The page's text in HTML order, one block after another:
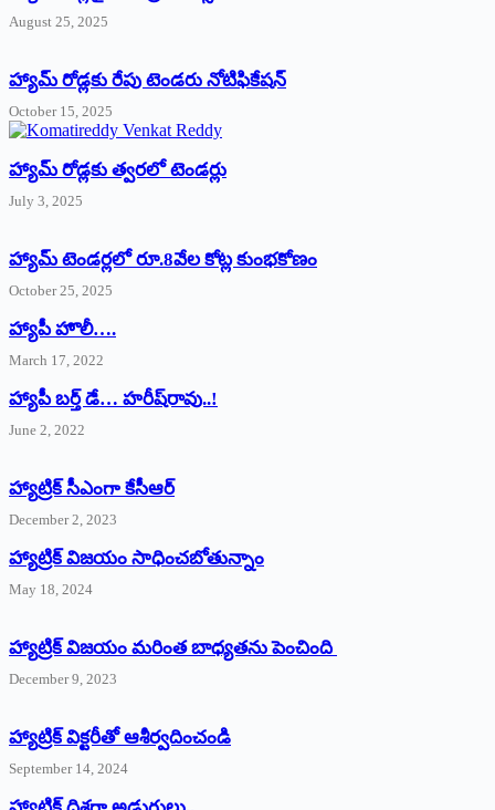
August 25, 2025
హ్యామ్‌ రోడ్లకు రేపు టెండరు నోటిఫికేషన్‌
October 15, 2025
హ్యామ్‌ రోడ్లకు త్వరలో టెండర్లు
July 3, 2025
హ్యామ్‌ ‌టెండర్లలో రూ.8వేల కోట్ల కుంభకోణం
October 25, 2025
హ్యాపీ హొలీ….
March 17, 2022
హ్యాపీ బర్త్ ‌డే… హరీష్‌రావు..!
June 2, 2022
హ్యాట్రిక్‌ ‌సీఎంగా కేసీఆర్‌
December 2, 2023
హ్యాట్రిక్‌ విజయం సాధించబోతున్నాం
May 18, 2024
హ్యాట్రిక్ విజయం మరింత బాధ్యతను పెంచింది
December 9, 2023
హ్యాట్రిక్‌ ‌విక్టరీతో ఆశీర్వదించండి
September 14, 2024